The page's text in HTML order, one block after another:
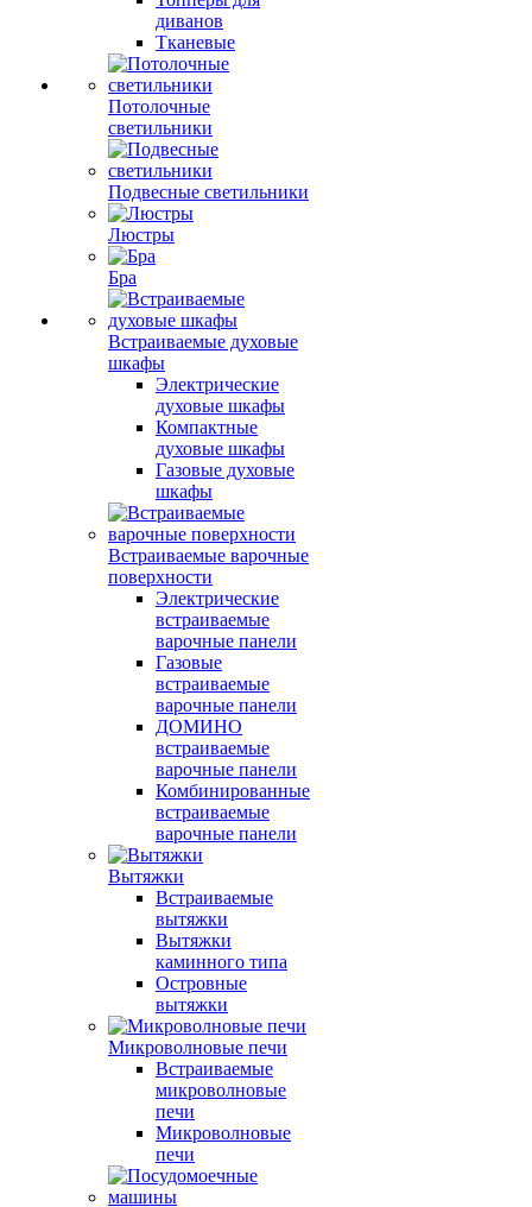
диванов
Тканевые
Потолочные
светильники
Подвесные светильники
Люстры
Бра
Встраиваемые духовые
шкафы
Электрические
духовые шкафы
Компактные
духовые шкафы
Газовые духовые
шкафы
Встраиваемые варочные
поверхности
Электрические
встраиваемые
варочные панели
Газовые
встраиваемые
варочные панели
ДОМИНО
встраиваемые
варочные панели
Комбинированные
встраиваемые
варочные панели
Вытяжки
Встраиваемые
вытяжки
Вытяжки
каминного типа
Островные
вытяжки
Микроволновые печи
Встраиваемые
микроволновые
печи
Микроволновые
печи